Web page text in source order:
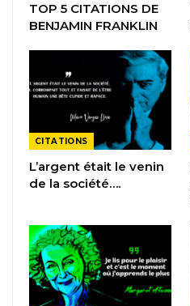
TOP 5 CITATIONS DE
BENJAMIN FRANKLIN
CITATIONS
L’argent était le venin
de la société….